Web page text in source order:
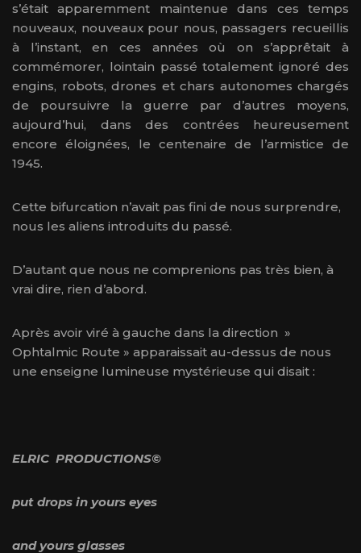
s’était apparemment maintenue dans ces temps
nouveaux, nouveaux pour nous, passagers recueillis
à l’instant, en ces années où on s’apprêtait à
commémorer, lointain passé totalement ignoré des
engins, robots, drones et chars autonomes chargés
de poursuivre la guerre par d’autres moyens,
aujourd’hui, dans des contrées heureusement
encore éloignées, le centenaire de l’armistice de
1945.
Cette bifurcation n’avait pas fini de nous surprendre,
nous les aliens introduits du passé.
D’autant que nous ne comprenions pas très bien, à
vrai dire, rien d’abord.
Après avoir viré à gauche dans la direction »
Ophtalmic Route » apparaissait au-dessus de nous
une enseigne lumineuse mystérieuse qui disait :
ELRIC PRODUCTIONS©
put drops in yours eyes
and yours glasses